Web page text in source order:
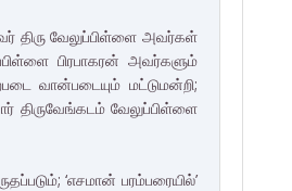
திரு வேலுப்பிள்ளை அவர்கள்
பிரபாகரன் அவர்களும்
வான்படையும் மட்டுமன்றி;
திருவேங்கடம் வேலுப்பிள்ளை
‘எசமான் பரம்பரையில்’